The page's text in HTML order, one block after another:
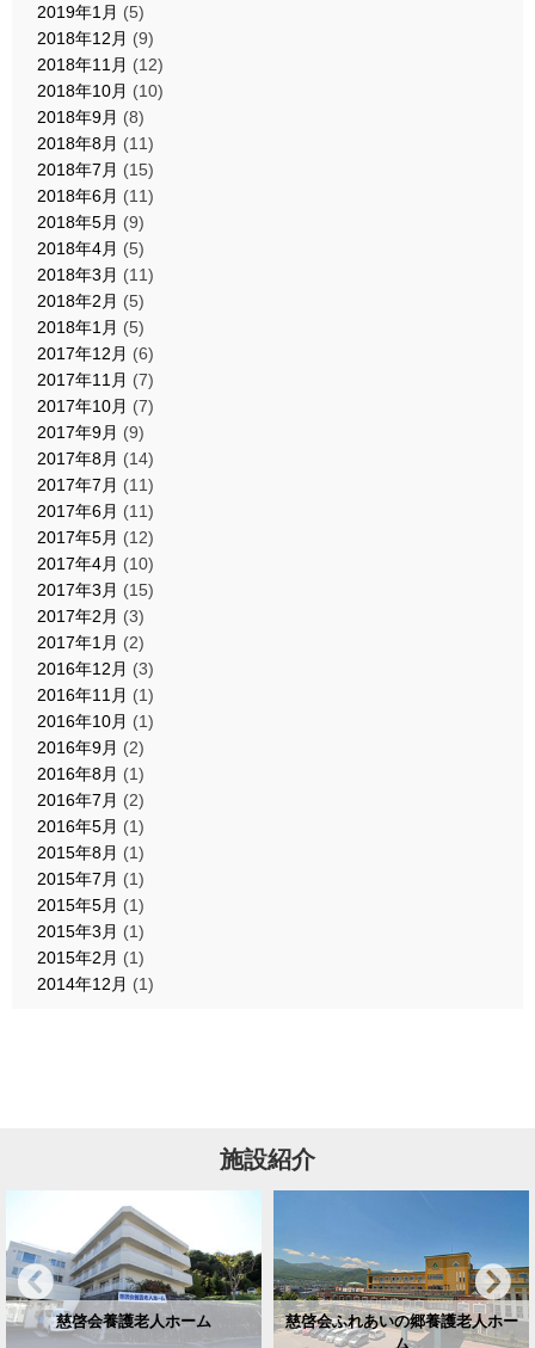
2019年1月 (5)
2018年12月 (9)
2018年11月 (12)
2018年10月 (10)
2018年9月 (8)
2018年8月 (11)
2018年7月 (15)
2018年6月 (11)
2018年5月 (9)
2018年4月 (5)
2018年3月 (11)
2018年2月 (5)
2018年1月 (5)
2017年12月 (6)
2017年11月 (7)
2017年10月 (7)
2017年9月 (9)
2017年8月 (14)
2017年7月 (11)
2017年6月 (11)
2017年5月 (12)
2017年4月 (10)
2017年3月 (15)
2017年2月 (3)
2017年1月 (2)
2016年12月 (3)
2016年11月 (1)
2016年10月 (1)
2016年9月 (2)
2016年8月 (1)
2016年7月 (2)
2016年5月 (1)
2015年8月 (1)
2015年7月 (1)
2015年5月 (1)
2015年3月 (1)
2015年2月 (1)
2014年12月 (1)
施設紹介
慈啓会養護老人ホーム
慈啓会ふれあいの郷養護老人ホー
ム